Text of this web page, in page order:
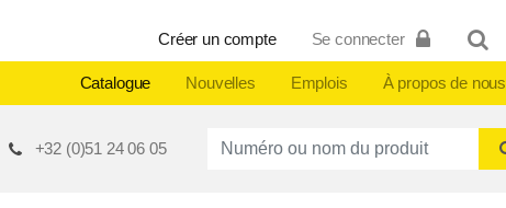
Créer un compte Se connecter
Catalogue Nouvelles Emplois À propos de nous
+32 (0)51 24 06 05 Productnummer of naam